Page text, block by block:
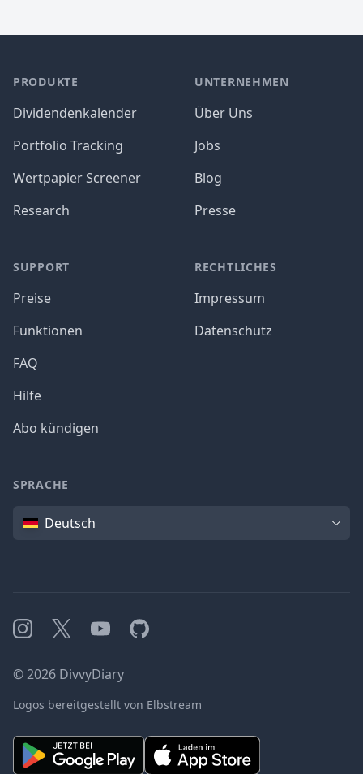
PRODUKTE
Dividendenkalender
Portfolio Tracking
Wertpapier Screener
Research
SUPPORT
Preise
Funktionen
FAQ
Hilfe
Abo kündigen
UNTERNEHMEN
Über Uns
Jobs
Blog
Presse
RECHTLICHES
Impressum
Datenschutz
SPRACHE
SpracheDeutsch
Instagram
X YouTubeGitHub
©2026 DivvyDiary
Logos bereitgestellt von Elbstream